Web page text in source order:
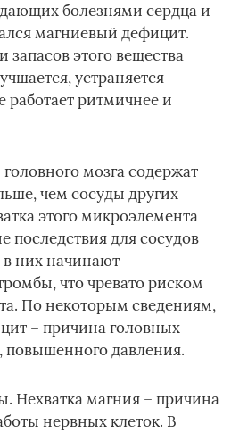
болезнями сердца и
магниевый дефицит.
этого вещества
устраняется
работает ритмичнее и
мозга содержат
чем сосуды других
этого микроэлемента
последствия для сосудов
в них начинают
что чревато риском
По некоторым сведениям,
– причина головных
повышенного давления.
Нехватка магния – причина
нервных клеток. В